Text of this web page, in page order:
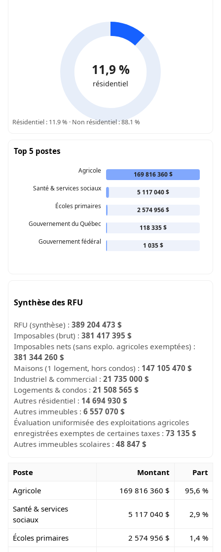
11,9 %
résidentiel
Résidentiel : 11.9 % · Non résidentiel : 88.1 %
Top 5 postes
Agricole
169 816 360 $
Santé & services sociaux
5 117 040 $
Écoles primaires
2 574 956 $
Gouvernement du Québec
118 335 $
Gouvernement fédéral
1 035 $
Synthèse des RFU
RFU (synthèse) :389 204 473 $
Imposables (brut) :381 417 395 $
Imposables nets (sans explo. agricoles exemptées) :
381 344 260 $
Maisons (1 logement, hors condos) : 147 105 470 $
Industriel & commercial :21 735 000 $
Logements & condos :21 508 565 $
Autres résidentiel : 14 694 930 $
Autres immeubles :6 557 070 $
Évaluation uniformisée des exploitations agricoles
enregistrées exemptes de certaines taxes :73 135 $
Autres immeubles scolaires :48 847 $
Poste Montant
Part
Agricole
169 816 360 $
95,6 %
Santé & services
sociaux
5 117 040 $ 2,9 %
Écoles primaires 2 574 956 $
1,4 %